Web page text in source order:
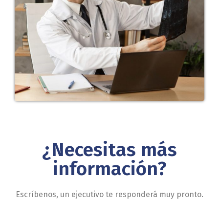
¿Necesitas más
información?
Escríbenos, un ejecutivo te responderá muy pronto.